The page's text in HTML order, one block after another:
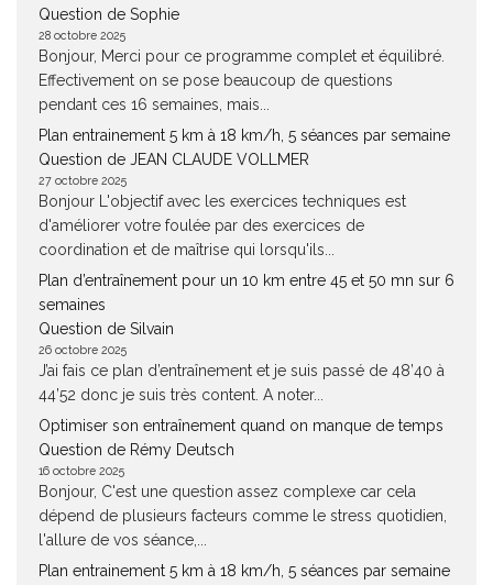
Question de Sophie
28 octobre 2025
Bonjour, Merci pour ce programme complet et équilibré.
Effectivement on se pose beaucoup de questions
pendant ces 16 semaines, mais...
Plan entrainement 5 km à 18 km/h, 5 séances par semaine
Question de JEAN CLAUDE VOLLMER
27 octobre 2025
Bonjour L'objectif avec les exercices techniques est
d'améliorer votre foulée par des exercices de
coordination et de maîtrise qui lorsqu'ils...
Plan d’entraînement pour un 10 km entre 45 et 50 mn sur 6
semaines
Question de Silvain
26 octobre 2025
J’ai fais ce plan d’entraînement et je suis passé de 48’40 à
44’52 donc je suis très content. A noter...
Optimiser son entraînement quand on manque de temps
Question de Rémy Deutsch
16 octobre 2025
Bonjour, C'est une question assez complexe car cela
dépend de plusieurs facteurs comme le stress quotidien,
l'allure de vos séance,...
Plan entrainement 5 km à 18 km/h, 5 séances par semaine